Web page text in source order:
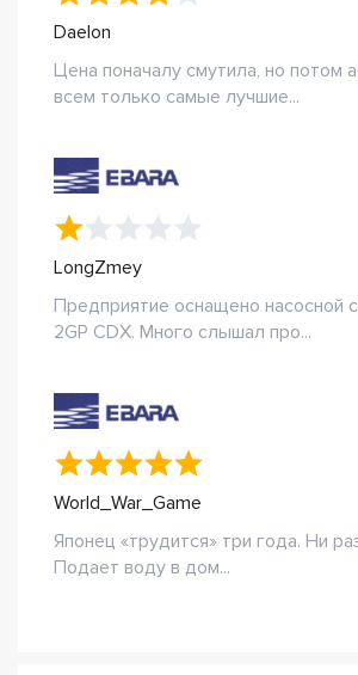
Daelon
Цена поначалу смутила, но потом
всем только самые лучшие...
LongZmey
Предприятие оснащено насосной
2GP CDX. Много слышал про...
World_War_Game
Японец «трудится» три года. Ни
Подает воду в дом...